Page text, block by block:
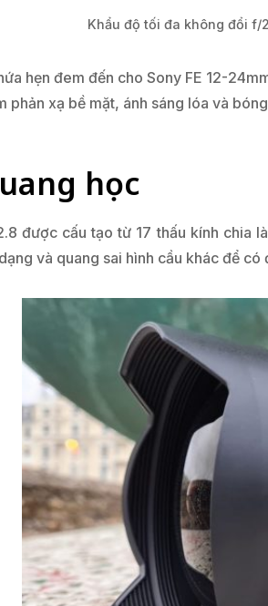
Khẩu độ tối đa không đổi f/
hẹn đem đến cho Sony FE 12-
phản xạ bề mặt, ánh sáng lóa và
học
được cấu tạo từ 17 thấu kính chia
và quang sai hình cầu khác để